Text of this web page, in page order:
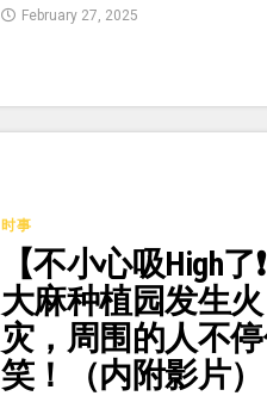
February 27, 2025
时事
【不小心吸High了❗
大麻种植园发生火
灾，周围的人不
笑！（内附影片）